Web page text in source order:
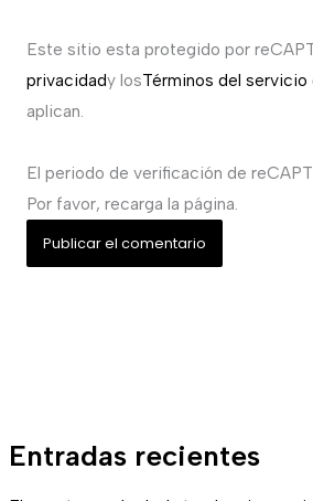
Entradas recientes
Este sitio esta protegido por
privacidady losTérminos del servicio
aplican.
El periodo de verificación de
Por favor, recarga la página.